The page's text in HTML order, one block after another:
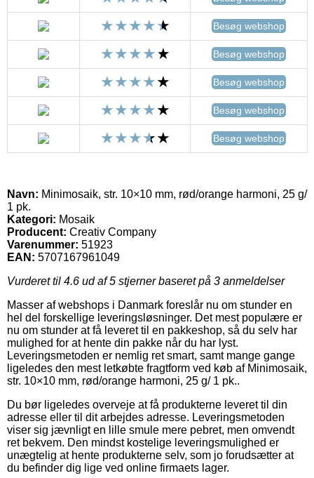
Besøg webshop
Besøg webshop
Besøg webshop
Besøg webshop
Besøg webshop
Navn: Minimosaik, str. 10×10 mm, rød/orange harmoni, 25 g/
1 pk.
Kategori: Mosaik
Producent: Creativ Company
Varenummer: 51923
EAN: 5707167961049
Vurderet til 4.6 ud af 5 stjerner baseret på 3 anmeldelser
Masser af webshops i Danmark foreslår nu om stunder en
hel del forskellige leveringsløsninger. Det mest populære er
nu om stunder at få leveret til en pakkeshop, så du selv har
mulighed for at hente din pakke når du har lyst.
Leveringsmetoden er nemlig ret smart, samt mange gange
ligeledes den mest letkøbte fragtform ved køb af Minimosaik,
str. 10×10 mm, rød/orange harmoni, 25 g/ 1 pk..
Du bør ligeledes overveje at få produkterne leveret til din
adresse eller til dit arbejdes adresse. Leveringsmetoden
viser sig jævnligt en lille smule mere pebret, men omvendt
ret bekvem. Den mindst kostelige leveringsmulighed er
unægtelig at hente produkterne selv, som jo forudsætter at
du befinder dig lige ved online firmaets lager.